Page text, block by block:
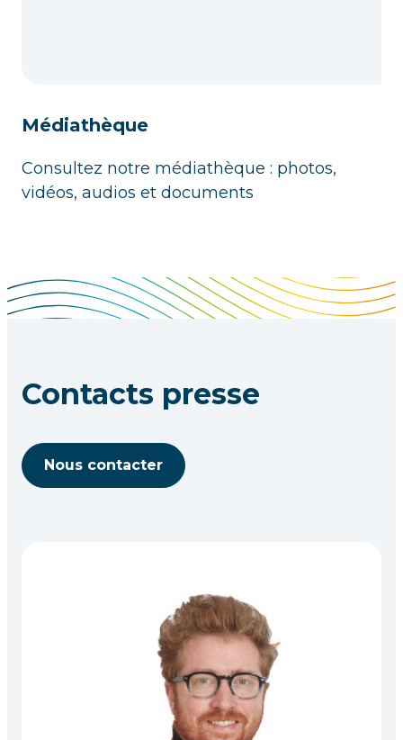
Médiathèque
Consultez notre médiathèque : photos,
vidéos, audios et documents
Contacts presse
Nous contacter